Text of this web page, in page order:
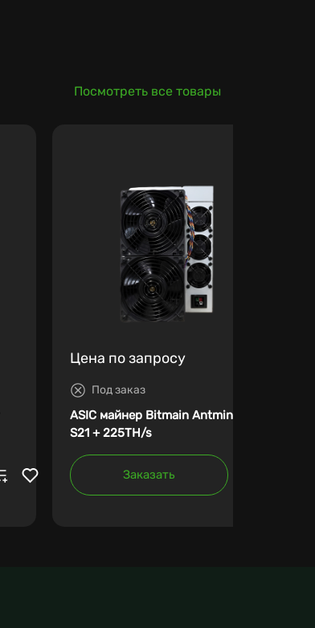
Посмотреть все товары
Цена по запросу
Под заказ
ASIC майнер Bitmain Antminer
S21 + 225TH/s
Заказать